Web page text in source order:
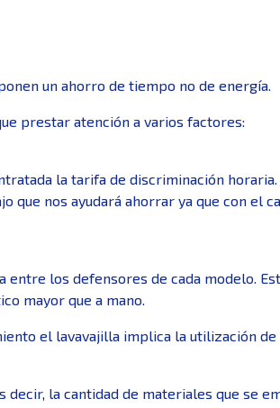
un ahorro de tiempo no de energía.
prestar atención a varios factores:
la tarifa de discriminación horaria.
que nos ayudará ahorrar ya que con el
entre los defensores de cada modelo.
mayor que a mano.
el lavavajilla implica la utilización
decir, la cantidad de materiales que se